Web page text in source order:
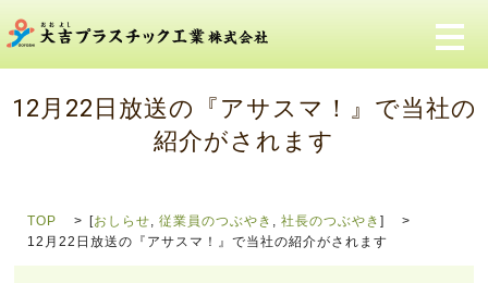
メ
12月22日放送の『アサスマ！』で当社の
紹介がされます
TOP [おしらせ,従業員のつぶやき ,社長のつぶやき]
12月22日放送の『アサスマ！』で当社の紹介がされます